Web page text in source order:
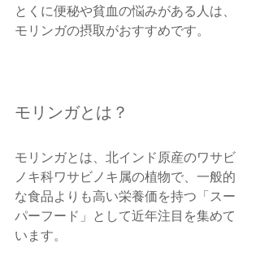
とくに便秘や貧血の悩みがある人は、
モリンガの摂取がおすすめです。
モリンガとは？
モリンガとは、北インド原産のワサビ
ノキ科ワサビノキ属の植物で、一般的
な食品よりも高い栄養価を持つ「スー
パーフード」として近年注目を集めて
います。